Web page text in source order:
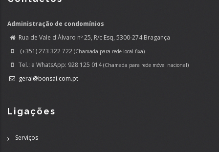
Administração de condomínios
Rua de Vale d'Álvaro nº 25, R/c Esq, 5300-274 Bragança
(+351) 273 322 722 (Chamada para rede local fixa)
Tel.: e WhatsApp: 928 125 014(Chamada para rede móvel nacional)
geral@bonsai.com.pt
Ligações
Serviços